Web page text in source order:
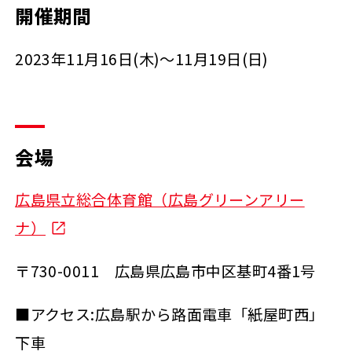
開催期間
2023年11月16日(木)～11月19日(日)
会場
広島県立総合体育館（広島グリーンアリー
ナ）
〒730-0011 広島県広島市中区基町4番1号
■アクセス:広島駅から路面電車「紙屋町西」
下車